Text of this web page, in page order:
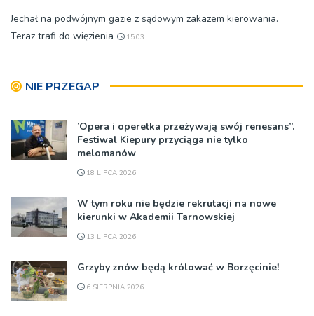
Jechał na podwójnym gazie z sądowym zakazem kierowania.
Teraz trafi do więzienia
15:03
NIE PRZEGAP
’Opera i operetka przeżywają swój renesans”.
Festiwal Kiepury przyciąga nie tylko
melomanów
18 LIPCA 2026
W tym roku nie będzie rekrutacji na nowe
kierunki w Akademii Tarnowskiej
13 LIPCA 2026
Grzyby znów będą królować w Borzęcinie!
6 SIERPNIA 2026